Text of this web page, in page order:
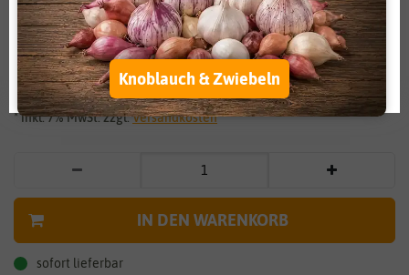
Eisenkraut Verbena Finesse
2,79 €
*
* inkl. 7% MwSt. zzgl.Versandkosten
IN DEN WARENKORB
sofort lieferbar
Alle ablehnen
Auswahl akzeptieren
Knoblauch & Zwiebeln